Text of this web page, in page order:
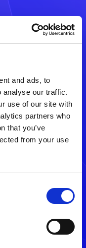
and ads, to
analyse our traffic.
use of our site with
partners who
that you’ve
from your use